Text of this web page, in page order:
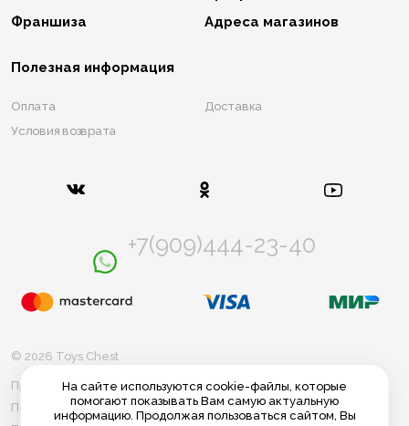
Франшиза
Адреса магазинов
Полезная информация
Оплата
Доставка
Условия возврата
+7(909)444-23-40
© 2026 Toys Chest
Правила использования cookie
Политика конфиденциальности
На сайте используются cookie-файлы, которые
помогают показывать Вам самую актуальную
информацию. Продолжая пользоваться сайтом, Вы